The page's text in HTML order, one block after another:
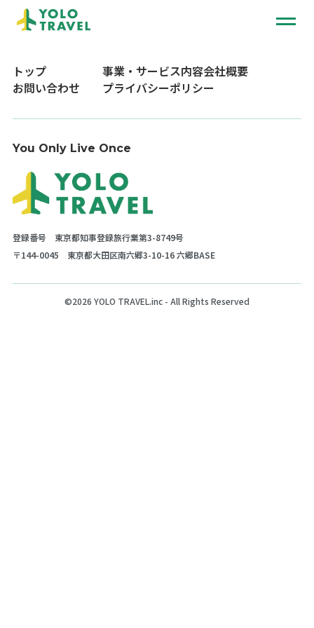
You Only Live Once
登録番号 東京都知事登録旅行業第3-8749号
〒144-0045 東京都大田区南六郷3-10-16 六郷BASE
トップ 事業・サービス内容会社概要
お問い合わせ
プライバシーポリシー
©2026 YOLO TRAVEL.inc - All Rights Reserved